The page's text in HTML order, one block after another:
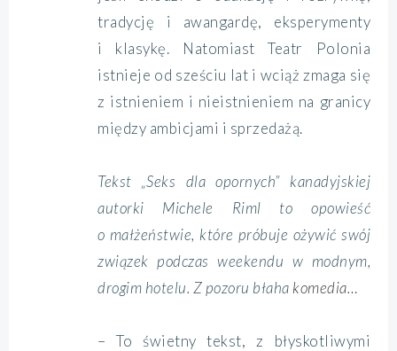
tradycję i awangardę, eksperymenty
i klasykę. Natomiast Teatr Polonia
istnieje od sześciu lat i wciąż zmaga się
z istnieniem i nieistnieniem na granicy
między ambicjami i sprzedażą.
Tekst „Seks dla opornych” kanadyjskiej
autorki Michele Riml to opowieść
o małżeństwie, które próbuje ożywić swój
związek podczas weekendu w modnym,
drogim hotelu. Z pozoru błaha komedia…
– To świetny tekst, z błyskotliwymi